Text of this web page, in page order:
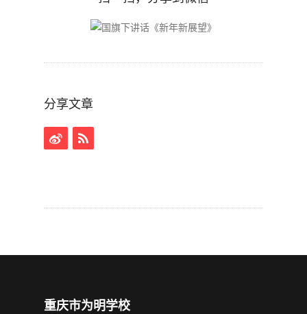
分享文章
重庆市为明学校